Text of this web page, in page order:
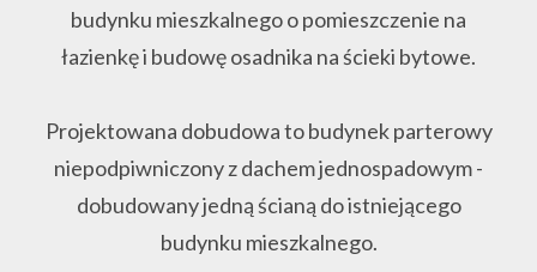
budynku mieszkalnego o pomieszczenie na
łazienkę i budowę osadnika na ścieki bytowe.
Projektowana dobudowa to budynek parterowy
niepodpiwniczony z dachem jednospadowym -
dobudowany jedną ścianą do istniejącego
budynku mieszkalnego.